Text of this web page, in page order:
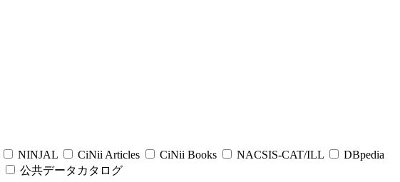
NINJAL CiNii Articles CiNii Books NACSIS-CAT/ILL
DBpedia
公共データカタログ